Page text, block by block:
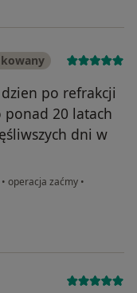
po refrakcji
20 latach
dni w
• operacja zaćmy •